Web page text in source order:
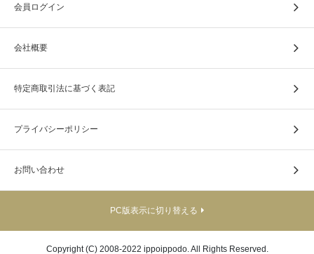
会員ログイン
会社概要
特定商取引法に基づく表記
プライバシーポリシー
お問い合わせ
PC版表示に切り替える
Copyright (C) 2008-2022 ippoippodo. All Rights Reserved.